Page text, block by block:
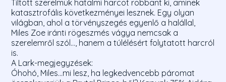
Tiltott szerelmük hatalmi harcot robbant ki, aminek
katasztrofális következményei lesznek. Egy olyan
világban, ahol a törvényszegés egyenlő a halállal,
Miles Zoe iránti rögeszmés vágya nemcsak a
szerelemről szól..., hanem a túlélésért folytatott harcról
is.
A Lark-megjegyzések:
Óhohó, Miles...mi lesz, ha legkedvencebb páromat